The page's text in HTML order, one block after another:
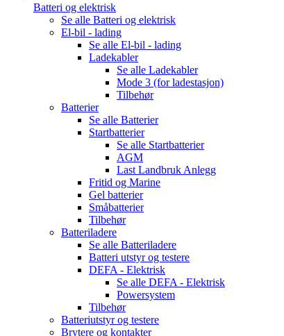
Batteri og elektrisk
Se alle Batteri og elektrisk
El-bil - lading
Se alle El-bil - lading
Ladekabler
Se alle Ladekabler
Mode 3 (for ladestasjon)
Tilbehør
Batterier
Se alle Batterier
Startbatterier
Se alle Startbatterier
AGM
Last Landbruk Anlegg
Fritid og Marine
Gel batterier
Småbatterier
Tilbehør
Batteriladere
Se alle Batteriladere
Batteri utstyr og testere
DEFA - Elektrisk
Se alle DEFA - Elektrisk
Powersystem
Tilbehør
Batteriutstyr og testere
Brytere og kontakter